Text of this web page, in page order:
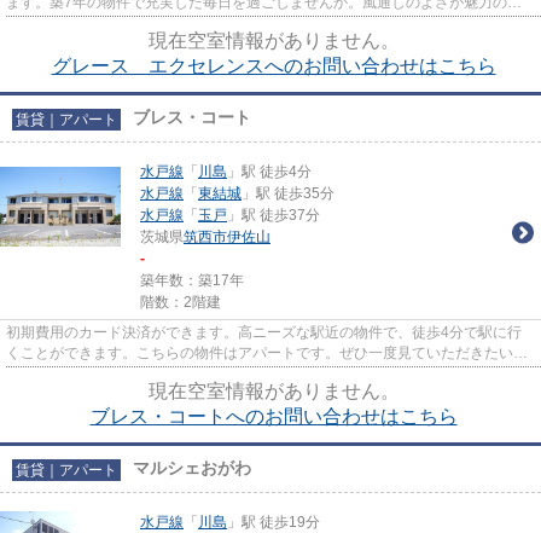
現在空室情報がありません。
グレース エクセレンスへのお問い合わせはこちら
賃貸｜アパート ブレス・コート
水戸線 「 川島 」駅 徒歩4分
水戸線 「 東結城 」駅 徒歩35分
水戸線 「 玉戸 」駅 徒歩37分
茨城県筑西市伊佐山
-
築年数：築17年
階数：2階建
初期費用のカード決済ができます。高ニーズな駅近の物件で、徒歩4分で駅に行
くことができます。こちらの物件はアパートです。ぜひ一度見ていただきたい、
現在空室情報がありません。
ブレス・コートへのお問い合わせはこちら
賃貸｜アパート マルシェおがわ
水戸線 「 川島 」駅 徒歩19分